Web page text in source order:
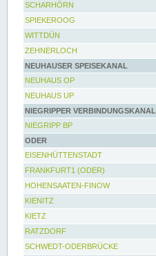
SCHARHÖRN
SPIEKEROOG
WITTDÜN
ZEHNERLOCH
NEUHAUSER SPEISEKANAL
NEUHAUS OP
NEUHAUS UP
NIEGRIPPER VERBINDUNGSKANAL
NIEGRIPP BP
ODER
EISENHÜTTENSTADT
FRANKFURT1 (ODER)
HOHENSAATEN-FINOW
KIENITZ
KIETZ
RATZDORF
SCHWEDT-ODERBRÜCKE